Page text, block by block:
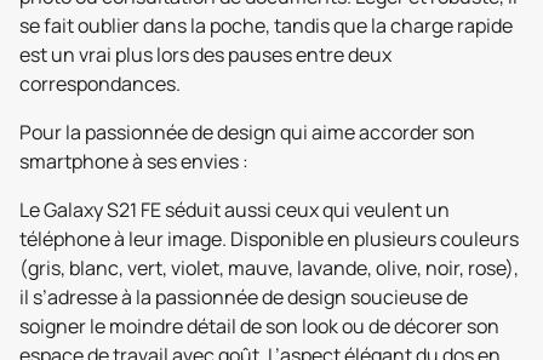
se fait oublier dans la poche, tandis que la charge rapide
est un vrai plus lors des pauses entre deux
correspondances.
Pour la passionnée de design qui aime accorder son
smartphone à ses envies :
Le Galaxy S21 FE séduit aussi ceux qui veulent un
téléphone à leur image. Disponible en plusieurs couleurs
(gris, blanc, vert, violet, mauve, lavande, olive, noir, rose),
il s’adresse à la passionnée de design soucieuse de
soigner le moindre détail de son look ou de décorer son